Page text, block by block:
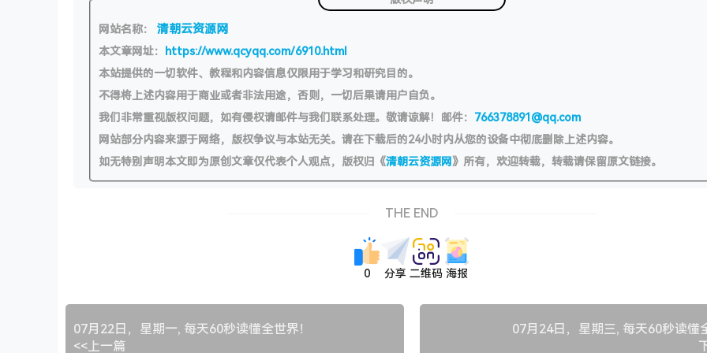
网站名称： 清朝云资源网
本文章网址： https://www.qcyqq.com/6910.html
本站提供的一切软件、教程和内容信息仅限用于学习和研究目的。
不得将上述内容用于商业或者非法用途，否则，一切后果请用户自负。
我们非常重视版权问题，如有侵权请邮件与我们联系处理。敬请谅解！邮件： 766378891@qq.com
网站部分内容来源于网络，版权争议与本站无关。请在下载后的24小时内从您的设备中彻底删除上述内容。
如无特别声明本文即为原创文章仅代表个人观点，版权归《清朝云资源网》所有，欢迎转载，转载请保留原文链接。
THE END
0 分享 二维码 海报
07月22日，星期一, 每天60秒读懂全世界！
<<上一篇
07月24日，星期三, 每天60秒读懂